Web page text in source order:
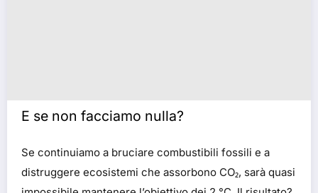
E se non facciamo nulla?
Se continuiamo a bruciare combustibili fossili e a
distruggere ecosistemi che assorbono CO₂, sarà quasi